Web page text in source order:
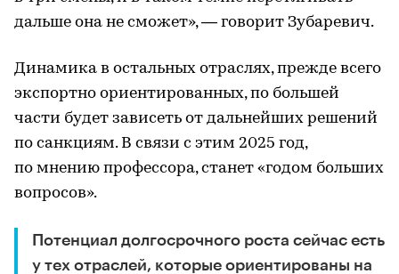
дальше она не сможет», — говорит Зубаревич.
Динамика в остальных отраслях, прежде всего
экспортно ориентированных, по большей
части будет зависеть от дальнейших решений
по санкциям. В связи с этим 2025 год,
по мнению профессора, станет «годом больших
вопросов».
Потенциал долгосрочного роста сейчас есть
у тех отраслей, которые ориентированы на